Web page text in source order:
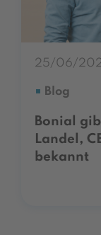
25/06/
Blog
Bonial
Landel,
bekannt